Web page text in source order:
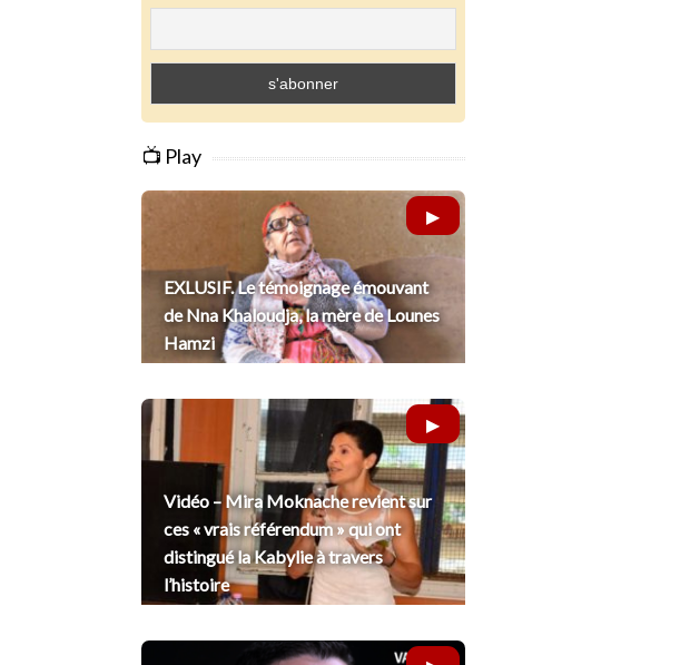
📺 Play
EXLUSIF. Le témoignage émouvant
de Nna Khaloudja, la mère de Lounes
Hamzi
Vidéo – Mira Moknache revient sur
ces « vrais référendum » qui ont
distingué la Kabylie à travers
l’histoire